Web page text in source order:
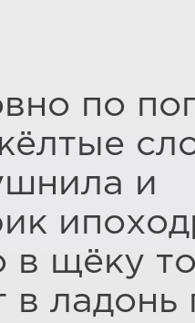
по
и
в щёку
в ладонь